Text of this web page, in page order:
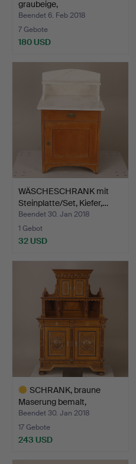
graubeige,
"Schwedenpelz…
Beendet 6. Feb 2018
7 Gebote
180 USD
WÄSCHESCHRANK mit
Steinplatte/Set, Kiefer,…
Beendet 30. Jan 2018
1 Gebot
32 USD
SCHRANK, braune
Maserung bemalt,
altnordis…
Beendet 30. Jan 2018
17 Gebote
243 USD